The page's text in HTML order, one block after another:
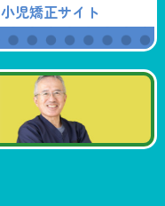
小児矯正サイト